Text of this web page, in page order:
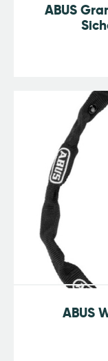
ABUS
ABUS